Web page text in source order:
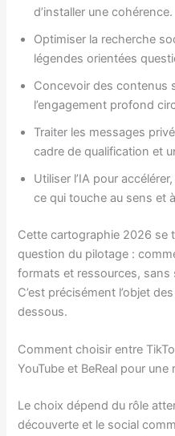
d’installer une cohérence.
Optimiser la recherche
légendes orientées
Concevoir des contenus
l’engagement profond
Traiter les messages
cadre de qualification et
Utiliser l’IA pour
ce qui touche au sens et
Cette cartographie 2026 se
question du pilotage :
formats et ressources, sans
C’est précisément l’objet
dessous.
Comment choisir entre
YouTube et BeReal pour une
Le choix dépend du rôle
découverte et le social